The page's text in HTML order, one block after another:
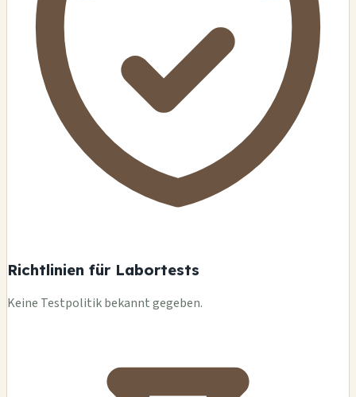
Richtlinien für Labortests
Keine Testpolitik bekannt gegeben.